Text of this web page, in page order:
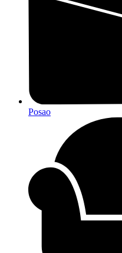
Posao